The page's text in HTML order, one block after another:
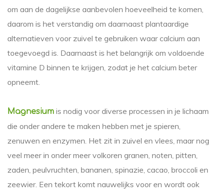
om aan de dagelijkse aanbevolen hoeveelheid te komen,
daarom is het verstandig om daarnaast plantaardige
alternatieven voor zuivel te gebruiken waar calcium aan
toegevoegd is. Daarnaast is het belangrijk om voldoende
vitamine D binnen te krijgen, zodat je het calcium beter
opneemt.
Magnesium is nodig voor diverse processen in je lichaam
die onder andere te maken hebben met je spieren,
zenuwen en enzymen. Het zit in zuivel en vlees, maar nog
veel meer in onder meer volkoren granen, noten, pitten,
zaden, peulvruchten, bananen, spinazie, cacao, broccoli en
zeewier. Een tekort komt nauwelijks voor en wordt ook